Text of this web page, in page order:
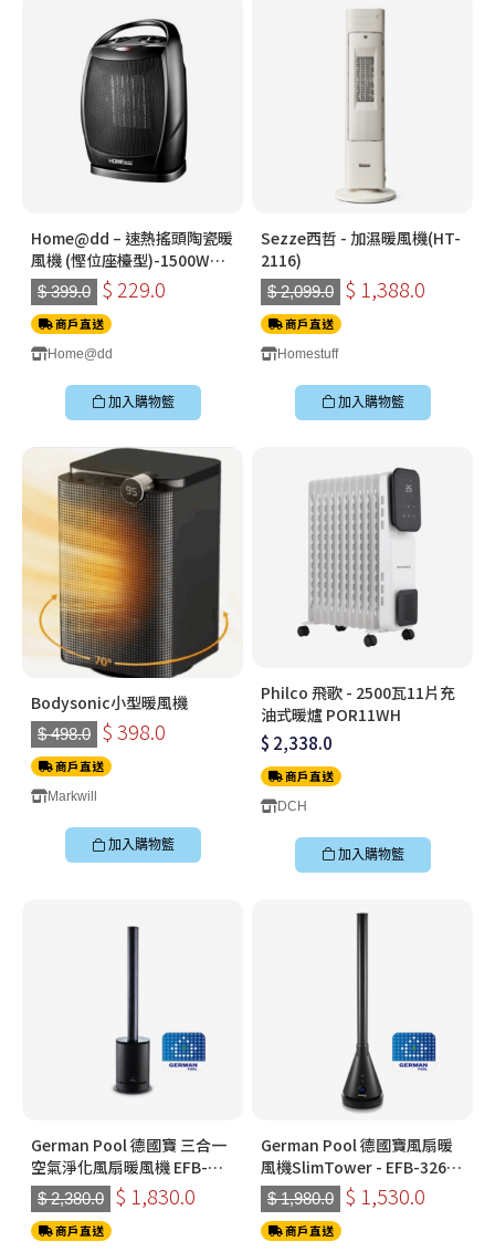
Home@dd – 速熱搖頭陶瓷暖
風機 (慳位座檯型)-1500W
HH1500
$ 399.0 $ 229.0
商戶直送
Home@dd
加入購物籃
Sezze西哲 - 加濕暖風機(HT-
2116)
$ 2,099.0 $ 1,388.0
商戶直送
Homestuff
加入購物籃
Bodysonic小型暖風機
$ 498.0 $ 398.0
商戶直送
Markwill
加入購物籃
Philco 飛歌 - 2500瓦11片充
油式暖爐 POR11WH
$ 2,338.0
商戶直送
DCH
加入購物籃
German Pool 德國寶 三合一
空氣淨化風扇暖風機 EFB-
P20H-SC
$ 2,380.0 $ 1,830.0
商戶直送
German Pool 德國寶風扇暖
風機SlimTower - EFB-326H-
SC
$ 1,980.0 $ 1,530.0
商戶直送